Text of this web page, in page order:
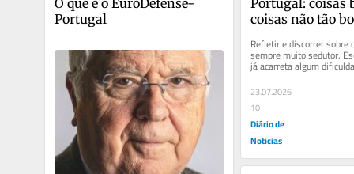
Portugal
coisas não tão
Refletir e discorrer sobre
sempre muito sedutor.
já acarreta algum
fim de quase nove...
23.07.2026
10
Diário de
Notícias